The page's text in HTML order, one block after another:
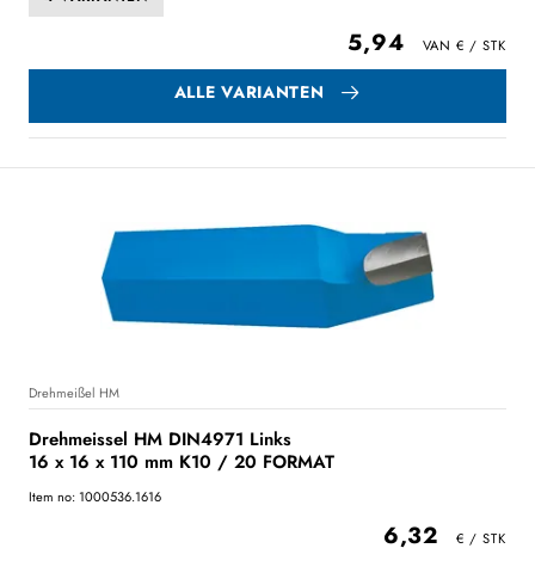
5,94
ALLE VARIANTEN
Drehmeißel HM
Drehmeissel HM DIN4971 Links
16 x 16 x 110 mm K10 / 20 FORMAT
Item no: 1000536.1616
6,32